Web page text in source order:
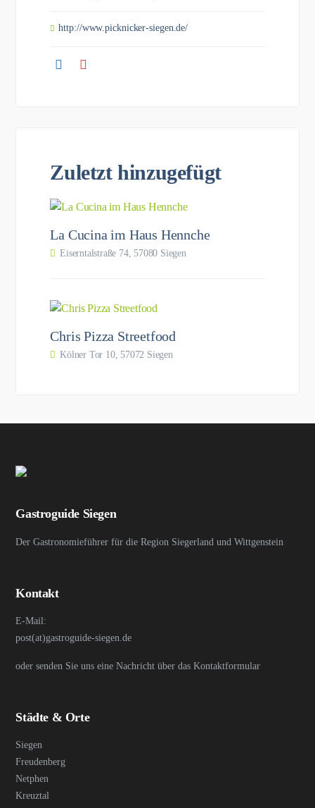
http://www.picknicker-siegen.de/
Zuletzt hinzugefügt
La Cucina im Haus Hennche
Eiserntalstraße 74, 57080 Siegen
Chris Pizza Streetfood
Kölner Tor 10, 57072 Siegen
Gastroguide Siegen
Der Gastronomieführer für die Region Siegerland und Wittgenstein
Kontakt
E-Mail:
post(at)gastroguide-siegen.de
oder senden Sie uns eine Nachricht über das Kontaktformular
Städte & Orte
Siegen
Freudenberg
Netphen
Kreuztal